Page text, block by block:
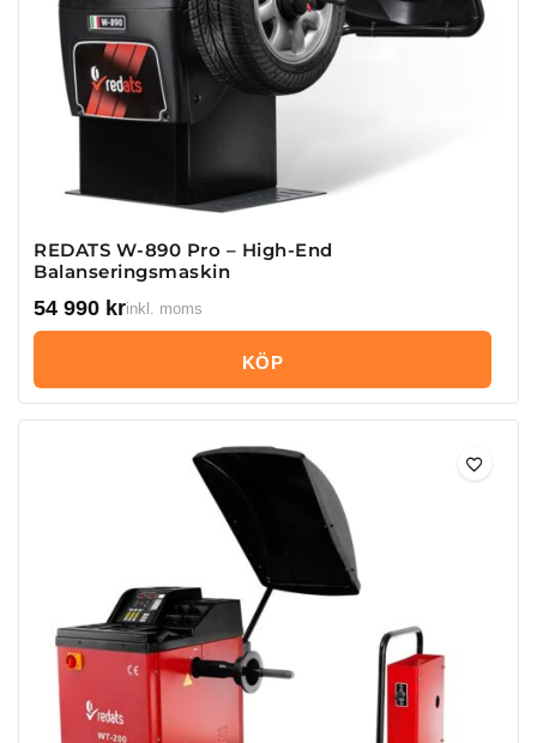
REDATS W-890 Pro – High-End
Balanseringsmaskin
54 990 krinkl. moms
KÖP